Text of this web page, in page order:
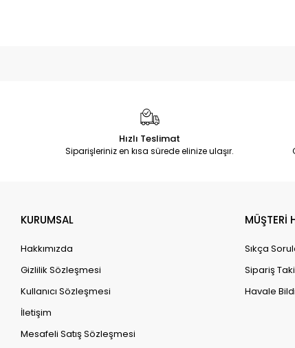
Hızlı Teslimat
Siparişleriniz en kısa sürede elinize ulaşır.
KURUMSAL
Hakkımızda
Gizlilik Sözleşmesi
Kullanıcı Sözleşmesi
İletişim
Mesafeli Satış Sözleşmesi
MÜŞTERİ
Sıkça
Sipariş
Havale